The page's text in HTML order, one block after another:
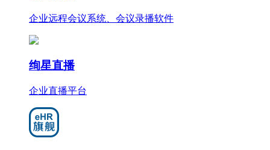
企业远程会议系统、会议录播软件
绚星直播
企业直播平台